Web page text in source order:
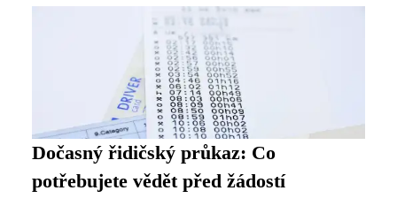
Dočasný řidičský průkaz: Co
potřebujete vědět před žádostí